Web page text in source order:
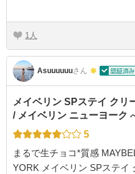
1
Asuuuuuuさん
メイベリン SPステイ クリ
/ メイベリン ニューヨーク
5
まるで生チョコ*質感
YORK メイベリン SPステイ